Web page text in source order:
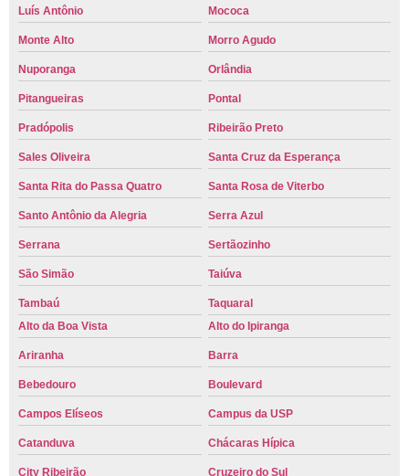
Luís Antônio Mococa
Monte Alto Morro Agudo
Nuporanga Orlândia
Pitangueiras Pontal
Pradópolis Ribeirão Preto
Sales Oliveira Santa Cruz da Esperança
Santa Rita do Passa Quatro Santa Rosa de Viterbo
Santo Antônio da Alegria Serra Azul
Serrana Sertãozinho
São Simão Taiúva
Tambaú
Taquaral
Alto da Boa Vista
Alto do Ipiranga
Ariranha Barra
Bebedouro Boulevard
Campos Elíseos Campus da USP
Catanduva Chácaras Hípica
City Ribeirão Cruzeiro do Sul